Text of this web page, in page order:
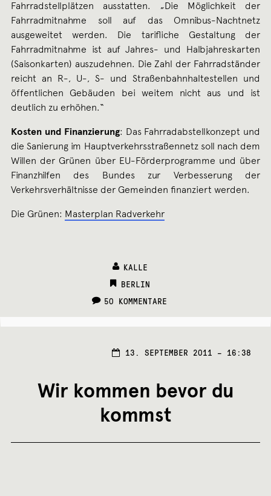
Fahrradstellplätzen ausstatten. „Die Möglichkeit der
Fahrradmitnahme soll auf das Omnibus-Nachtnetz
ausgeweitet werden. Die tarifliche Gestaltung der
Fahrradmitnahme ist auf Jahres- und Halbjahreskarten
(Saisonkarten) auszudehnen. Die Zahl der Fahrradständer
reicht an R-, U-, S- und Straßenbahnhaltestellen und
öffentlichen Gebäuden bei weitem nicht aus und ist
deutlich zu erhöhen.“
Kosten und Finanzierung: Das Fahrradabstellkonzept und
die Sanierung im Hauptverkehrsstraßennetz soll nach dem
Willen der Grünen über EU-Förderprogramme und über
Finanzhilfen des Bundes zur Verbesserung der
Verkehrsverhältnisse der Gemeinden finanziert werden.
Die Grünen: Masterplan Radverkehr
KALLE
CATEGORIES:
BERLIN
50 KOMMENTARE
13. SEPTEMBER 2011 – 16:38
Wir kommen bevor du
kommst